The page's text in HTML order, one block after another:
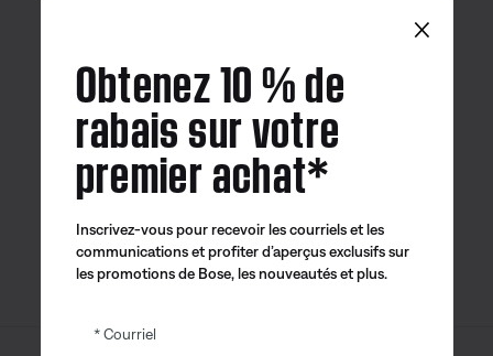
Bose
Bose Connect
Bose QCE
×
Obtenez 10 % de
rabais sur votre
premier achat*
Inscrivez-vous pour recevoir les courriels et les
communications et profiter d’aperçus exclusifs sur
les promotions de Bose, les nouveautés et plus.
Courriel